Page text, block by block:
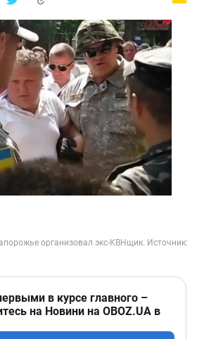
в курсе главного –
на Новини на OBOZ.UA в